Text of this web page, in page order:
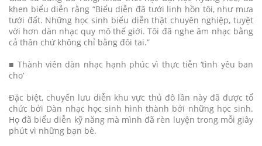
khen biểu diễn rằng “Biểu diễn đã tưới linh hồn tôi, như mưa
tưới đất. Những học sinh biểu diễn thật chuyên nghiệp, tuyệt
vời hơn dàn nhạc quy mô thế giới. Tôi đã nghe âm nhạc bằng
cả thân chứ không chỉ bằng đôi tai.”
■ Thành viên dàn nhạc hạnh phúc vì thực tiễn ‘tình yêu ban
cho’
Đặc biệt, chuyến lưu diễn khu vực thủ đô lần này đã được tổ
chức bởi Dàn nhạc học sinh hình thành bởi những học sinh.
Họ đã biểu diễn kỹ năng mà mình đã rèn luyện trong mỗi giây
phút vì những bạn bè.